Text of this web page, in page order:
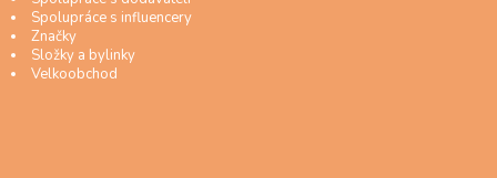
Spolupráce s influencery
Značky
Složky a bylinky
Velkoobchod